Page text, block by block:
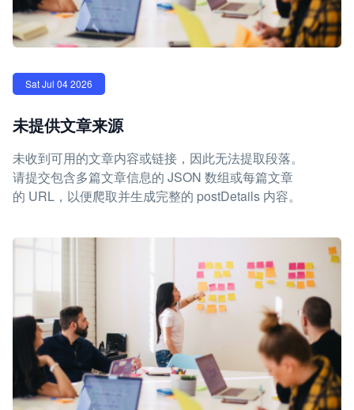
Sat Jul 04 2026
未提供文章来源
未收到可用的文章内容或链接，因此无法提取段落。
请提交包含多篇文章信息的 JSON 数组或每篇文章
的 URL，以便爬取并生成完整的 postDetails 内容。